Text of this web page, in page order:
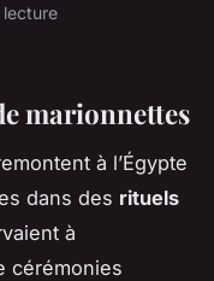
marionnettes
à l’Égypte
dans des rituels
à
cérémonies